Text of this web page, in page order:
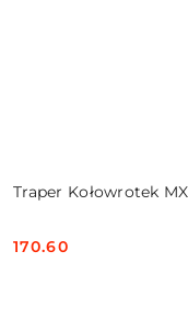
Traper Kołowrotek
Cena:
170.60